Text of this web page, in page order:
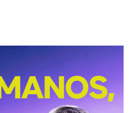
a la Comisión Primera de Justicia
correspondiente.
pide a alcaldes denunciar